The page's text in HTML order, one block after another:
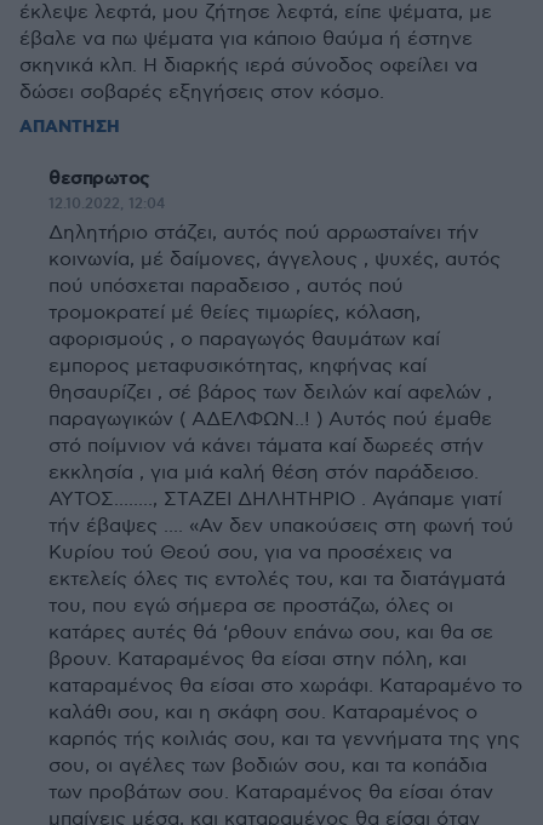
έκλεψε λεφτά, μου ζήτησε λεφτά, είπε ψέματα, με
έβαλε να πω ψέματα για κάποιο θαύμα ή έστηνε
σκηνικά κλπ. Η διαρκής ιερά σύνοδος οφείλει να
δώσει σοβαρές εξηγήσεις στον κόσμο.
ΑΠΑΝΤΗΣΗ
θεσπρωτος
12.10.2022, 12:04
Δηλητήριο στάζει, αυτός πού αρρωσταίνει τήν
κοινωνία, μέ δαίμονες, άγγελους , ψυχές, αυτός
πού υπόσχεται παραδεισο , αυτός πού
τρομοκρατεί μέ θείες τιμωρίες, κόλαση,
αφορισμούς , ο παραγωγός θαυμάτων καί
εμπορος μεταφυσικότητας, κηφήνας καί
θησαυρίζει , σέ βάρος των δειλών καί αφελών ,
παραγωγικών ( ΑΔΕΛΦΩΝ..! ) Αυτός πού έμαθε
στό ποίμνιον νά κάνει τάματα καί δωρεές στήν
εκκλησία , για μιά καλή θέση στόν παράδεισο.
ΑΥΤΟΣ........, ΣΤΑΖΕΙ ΔΗΛΗΤΗΡΙΟ . Αγάπαμε γιατί
τήν έβαψες .... «Αν δεν υπακούσεις στη φωνή τού
Κυρίου τού Θεού σου, για να προσέχεις να
εκτελείς όλες τις εντολές του, και τα διατάγματά
του, που εγώ σήμερα σε προστάζω, όλες οι
κατάρες αυτές θά ‘ρθουν επάνω σου, και θα σε
βρουν. Καταραμένος θα είσαι στην πόλη, και
καταραμένος θα είσαι στο χωράφι. Καταραμένο το
καλάθι σου, και η σκάφη σου. Καταραμένος ο
καρπός τής κοιλιάς σου, και τα γεννήματα της γης
σου, οι αγέλες των βοδιών σου, και τα κοπάδια
των προβάτων σου. Καταραμένος θα είσαι όταν
μπαίνεις μέσα, και καταραμένος θα είσαι όταν